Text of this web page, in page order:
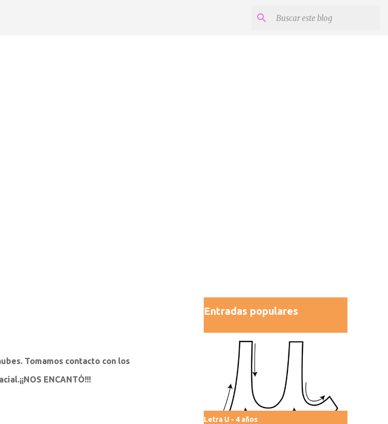
Tomamos contacto con los
ENCANTÓ!!!
Entradas populares
Letra U - 4 años